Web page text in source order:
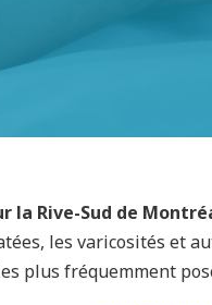
la Rive-Sud de
les varicosités et
plus fréquemment